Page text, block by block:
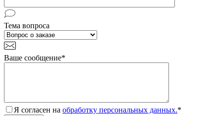
Тема вопроса
Ваше сообщение*
Я согласен на обработку персональных данных.*